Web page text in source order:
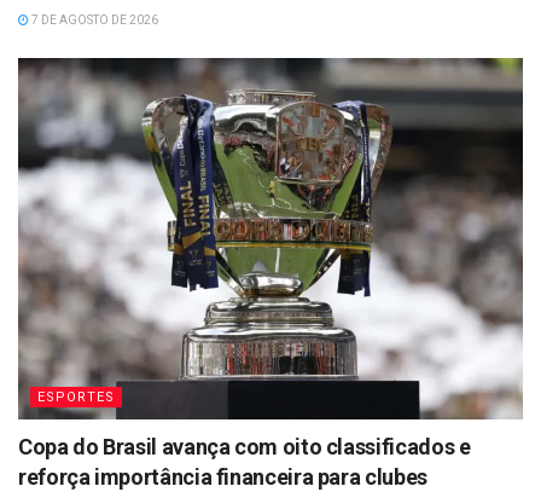
7 DE AGOSTO DE 2026
ESPORTES
Copa do Brasil avança com oito classificados e
reforça importância financeira para clubes